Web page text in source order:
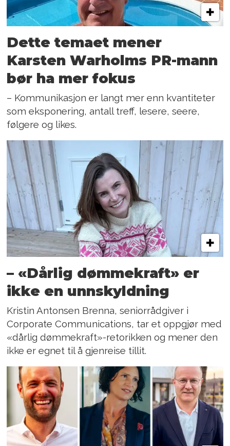
Dette temaet mener
Karsten Warholms PR-mann
bør ha mer fokus
– Kommunikasjon er langt mer enn kvantiteter
som eksponering, antall treff, lesere, seere,
følgere og likes.
– «Dårlig dømmekraft» er
ikke en unnskyldning
Kristin Antonsen Brenna, seniorrådgiver i
Corporate Communications, tar et oppgjør med
«dårlig dømmekraft»-retorikken og mener den
ikke er egnet til å gjenreise tillit.